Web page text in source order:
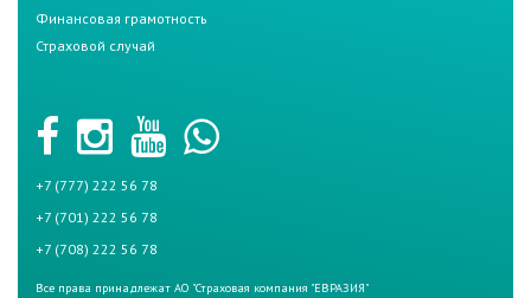
Финансовая грамотность
Страховой случай
+7 (777) 222 56 78
+7 (701) 222 56 78
+7 (708) 222 56 78
Все права принадлежат АО "Страховая компания "ЕВРАЗИЯ"